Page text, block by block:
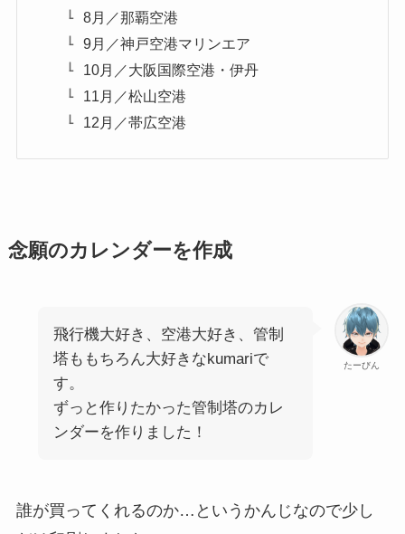
8月／那覇空港
9月／神戸空港マリンエア
10月／大阪国際空港・伊丹
11月／松山空港
12月／帯広空港
念願のカレンダーを作成
たーびん
飛行機大好き、空港大好き、管制
塔ももちろん大好きなkumariで
す。
ずっと作りたかった管制塔のカレ
ンダーを作りました！
誰が買ってくれるのか…というかんじなので少し